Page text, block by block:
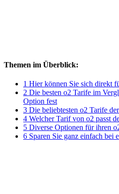
Themen im Überblick:
1 Hier können Sie sich direkt
2 Die besten o2 Tarife im
Option fest
3 Die beliebtesten o2 Tarife
4 Welcher Tarif von o2 passt
5 Diverse Optionen für ihren
6 Sparen Sie ganz einfach bei